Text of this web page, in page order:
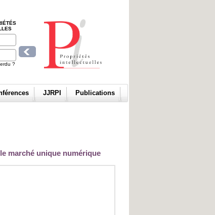
?
JJRPI Publications
marché unique numérique